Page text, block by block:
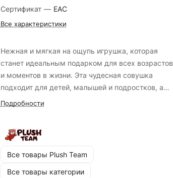
Сертификат — EAC
Все характеристики
Нежная и мягкая на ощупь игрушка, которая
станет идеальным подарком для всех возрастов
и моментов в жизни. Эта чудесная совушка
подходит для детей, малышей и подростков, а
также является прекрасным выбором для
обеспечивая приятное тактильное восприятие и
Мягкая игрушка - это жест заботы и любви,
который оставит незабываемые воспоминания и
Подробности
Все товары Plush Team
Все товары категории